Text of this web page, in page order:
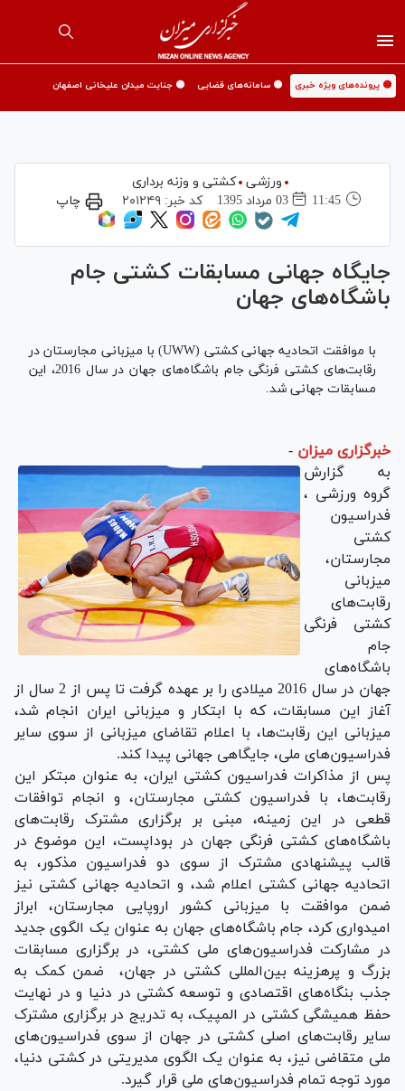
🟡 پرونده‌های ویژه خبری 🟡 سامانه‌های قضایی 🟡 جنایت میدان علیخانی اصفهان
ورزشی
کشتی و وزنه برداری
11:45
03 مرداد 1395 کد خبر:۲۰۱۲۴۹ چاپ
جایگاه جهانی مسابقات کشتی جام
باشگاه‌های جهان
با موافقت اتحادیه جهانی کشتی (UWW) با میزبانی مجارستان در
رقابت‌های کشتی فرنگی جام باشگاه‌های جهان در سال 2016، این
مسابقات جهانی شد.
خبرگزاری میزان -
به گزارش
گروه ورزشی ،
فدراسیون
کشتی
مجارستان،
میزبانی
رقابت‌های
کشتی فرنگی
جام
باشگاه‌های
جهان در سال 2016 میلادی را بر عهده گرفت تا پس از 2 سال از
آغاز این مسابقات، که با ابتکار و میزبانی ایران انجام شد،
میزبانی این رقابت‌ها، با اعلام تقاضای میزبانی از سوی سایر
فدراسیون‌های ملی، جایگاهی جهانی پیدا کند.
پس از مذاکرات فدراسیون کشتی ایران، به عنوان مبتکر این
رقابت‌ها، با فدراسیون کشتی مجارستان، و انجام توافقات
قطعی در این زمینه، مبنی بر برگزاری مشترک رقابت‌های
باشگاه‌های کشتی فرنگی جهان در بوداپست، این موضوع در
قالب پیشنهادی مشترک از سوی دو فدراسیون مذکور، به
اتحادیه جهانی کشتی اعلام شد، و اتحادیه جهانی کشتی نیز
ضمن موافقت با میزبانی کشور اروپایی مجارستان، ابراز
امیدواری کرد، جام باشگاه‌های جهان به عنوان یک الگوی جدید
در مشارکت فدراسیون‌های ملی کشتی، در برگزاری مسابقات
بزرگ و پرهزینه بین‌المللی کشتی در جهان، ضمن کمک به
جذب بنگاه‌های اقتصادی و توسعه کشتی در دنیا و در نهایت
حفظ همیشگی کشتی در المپیک، به تدریج در برگزاری مشترک
سایر رقابت‌های اصلی کشتی در جهان از سوی فدراسیون‌های
ملی متقاضی نیز، به عنوان یک الگوی مدیریتی در کشتی دنیا،
مورد توجه تمام فدراسیون‌های ملی قرار گیرد.